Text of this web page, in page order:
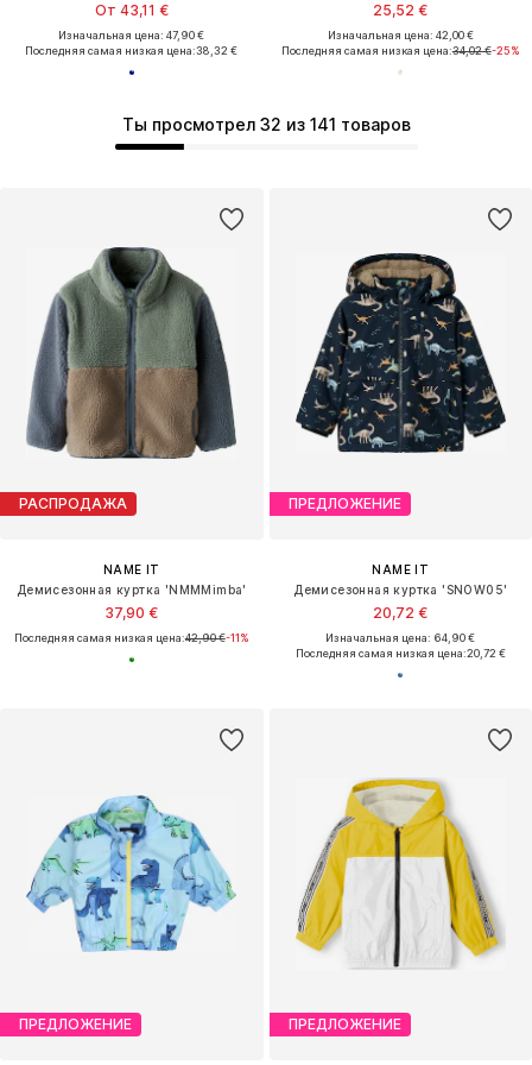
От 43,11 €
Изначальная цена: 47,90 €
Последняя самая низкая цена:38,32 €
25,52 €
Изначальная цена: 42,00 €
Последняя самая низкая цена:34,02 €-25%
РАСПРОДАЖА
NAME IT
Демисезонная куртка 'NMMMimba'
37,90 €
Последняя самая низкая цена:42,90 €-11%
ПРЕДЛОЖЕНИЕ
NAME IT
Демисезонная куртка 'SNOW05'
20,72 €
Изначальная цена: 64,90 €
Последняя самая низкая цена:20,72 €
Ты просмотрел 32 из 141 товаров
ПРЕДЛОЖЕНИЕ ПРЕДЛОЖЕНИЕ